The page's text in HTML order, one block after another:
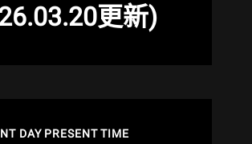
更新)
DAY PRESENT TIME